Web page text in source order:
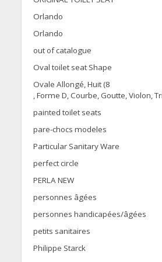
Orlando
Orlando
out of catalogue
Oval toilet seat Shape
Ovale Allongé, Huit (8
, Forme D, Courbe, Goutte, Violon,
painted toilet seats
pare-chocs modeles
Particular Sanitary Ware
perfect circle
PERLA NEW
personnes âgées
personnes handicapées/âgées
petits sanitaires
Philippe Starck